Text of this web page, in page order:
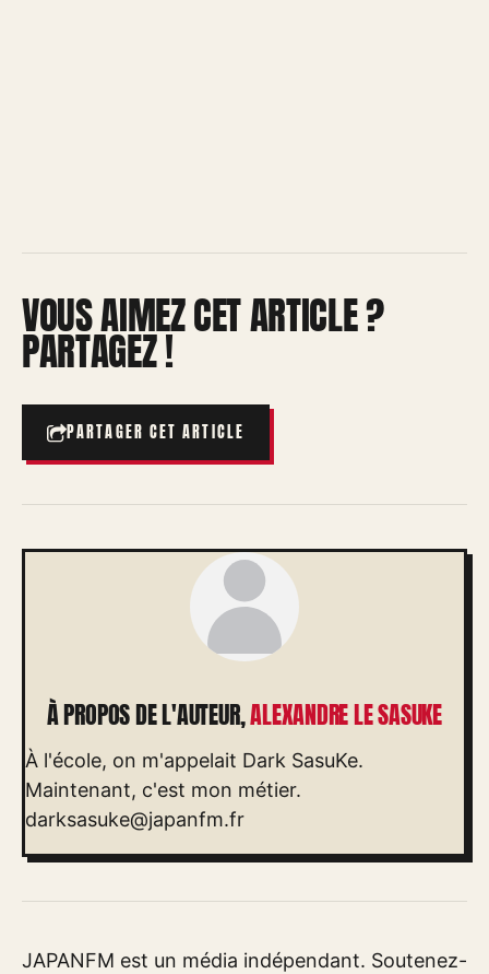
VOUS AIMEZ CET ARTICLE ?
PARTAGEZ !
PARTAGER CET ARTICLE
À PROPOS DE L'AUTEUR,ALEXANDRE LE SASUKE
À l'école, on m'appelait Dark SasuKe.
Maintenant, c'est mon métier.
darksasuke@japanfm.fr
JAPANFM est un média indépendant. Soutenez-